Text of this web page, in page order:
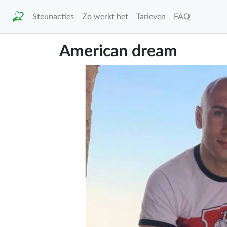
Steunacties Zo werkt het Tarieven FAQ
American dream